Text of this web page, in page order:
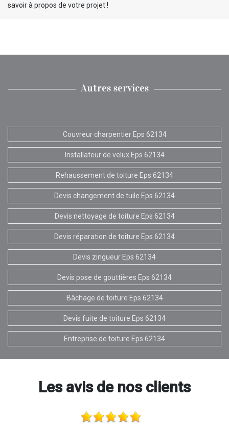
savoir à propos de votre projet !
Autres services
Couvreur charpentier Eps 62134
Installateur de velux Eps 62134
Rehaussement de toiture Eps 62134
Devis changement de tuile Eps 62134
Devis nettoyage de toiture Eps 62134
Devis réparation de toiture Eps 62134
Devis zingueur Eps 62134
Devis pose de gouttières Eps 62134
Bâchage de toiture Eps 62134
Devis fuite de toiture Eps 62134
Entreprise de toiture Eps 62134
Les avis de nos clients